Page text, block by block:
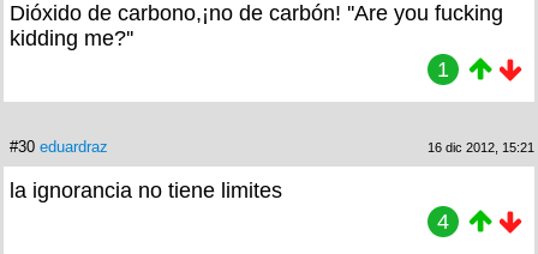
Dióxido de carbono,¡no de carbón! ''Are you fucking
kidding me?''
1
#30 eduardraz 16 dic 2012, 15:21
la ignorancia no tiene limites
4